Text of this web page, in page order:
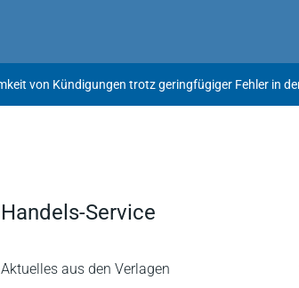
Handels-Service
Aktuelles aus den Verlagen